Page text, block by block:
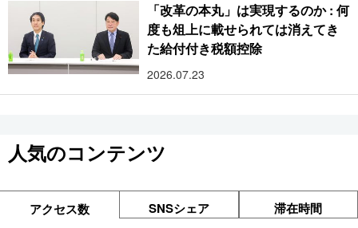
「改革の本丸」は実現するのか : 何
度も俎上に載せられては消えてき
た給付付き税額控除
2026.07.23
人気のコンテンツ
アクセス数 SNSシェア 滞在時間